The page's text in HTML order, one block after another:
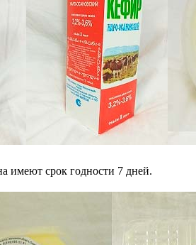
имеют срок годности 7 дней.